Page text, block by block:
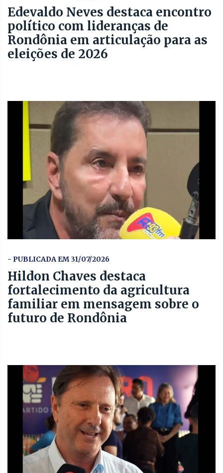
Edevaldo Neves destaca encontro
político com lideranças de
Rondônia em articulação para as
eleições de 2026
- PUBLICADA EM 31/07/2026
Hildon Chaves destaca
fortalecimento da agricultura
familiar em mensagem sobre o
futuro de Rondônia